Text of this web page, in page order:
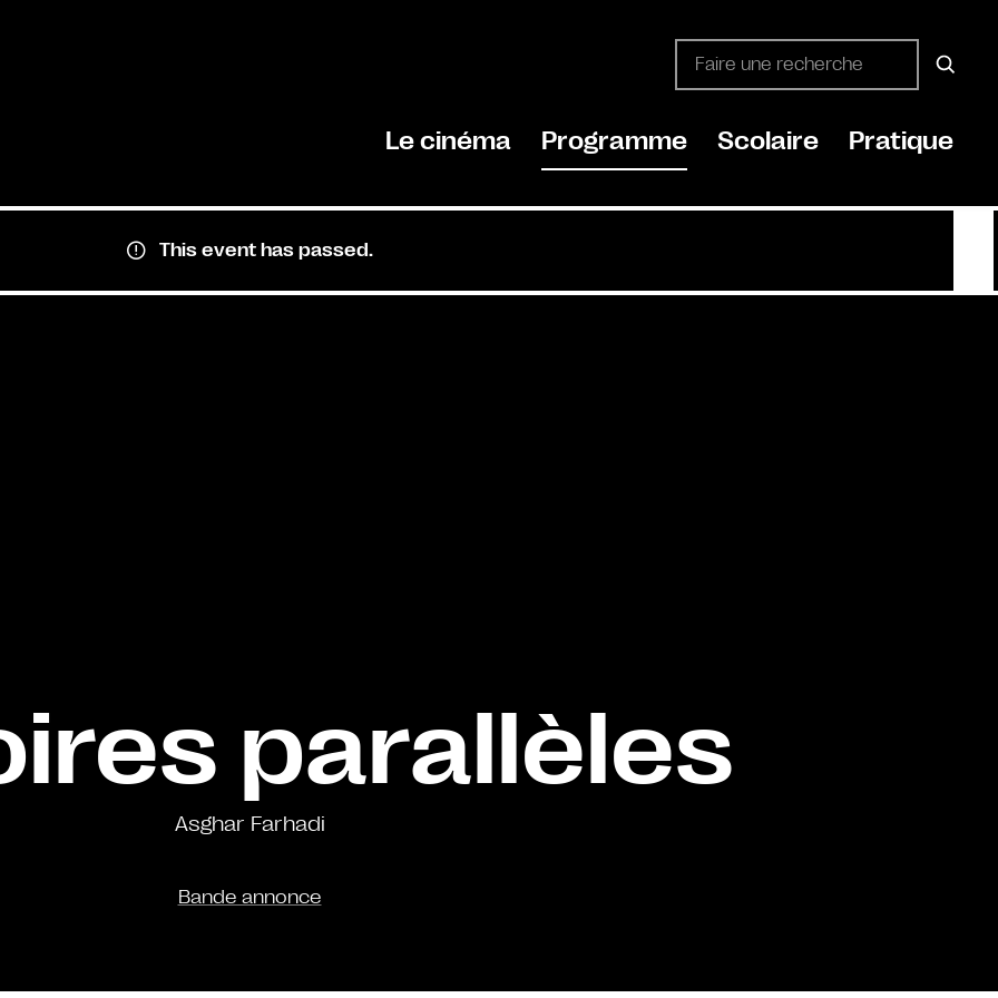
Le cinéma Programme Scolaire Pratique
This event has passed.
parallèles
Asghar Farhadi
Bande annonce